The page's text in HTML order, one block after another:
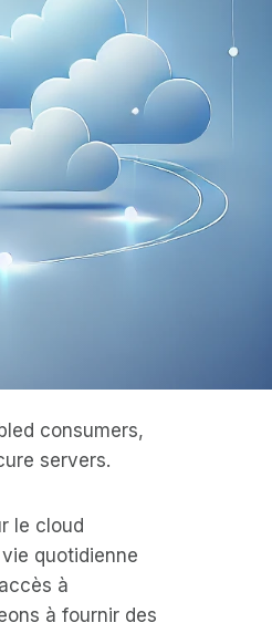
consumers,
servers.
le cloud
quotidienne
à
à fournir des